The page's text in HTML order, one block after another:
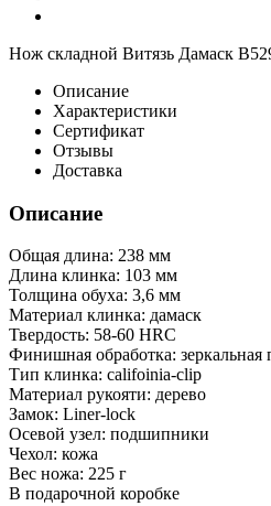
Нож складной Витязь Дамаск
Описание
Характеристики
Сертификат
Отзывы
Доставка
Описание
Общая длина: 238 мм
Длина клинка: 103 мм
Толщина обуха: 3,6 мм
Материал клинка: дамаск
Твердость: 58-60 HRC
Финишная обработка: зеркальная
Тип клинка: califoinia-clip
Материал рукояти: дерево
Замок: Liner-lock
Осевой узел: подшипники
Чехол: кожа
Вес ножа: 225 г
В подарочной коробке